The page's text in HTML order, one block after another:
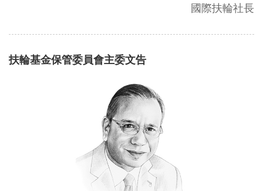
國際扶輪社長
扶輪基金保管委員會主委文告